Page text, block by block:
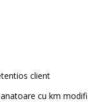
client
cu km